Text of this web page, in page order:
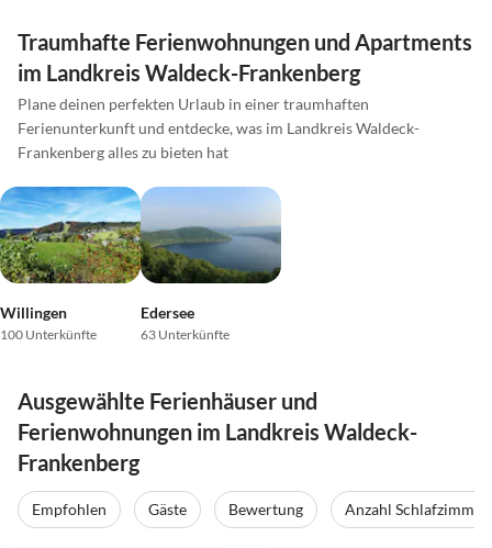
Traumhafte Ferienwohnungen und Apartments
im Landkreis Waldeck-Frankenberg
Plane deinen perfekten Urlaub in einer traumhaften
Ferienunterkunft und entdecke, was im Landkreis Waldeck-
Frankenberg alles zu bieten hat
Willingen
100 Unterkünfte
Edersee
63 Unterkünfte
Ausgewählte Ferienhäuser und
Ferienwohnungen im Landkreis Waldeck-
Frankenberg
Empfohlen Gäste Bewertung Anzahl Schlafzimmer
Top-Inserat Top-Inserat